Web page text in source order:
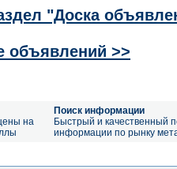
"Доска
объявлений >>
на
Поиск информации
Быстрый и качественный
информации по рынку